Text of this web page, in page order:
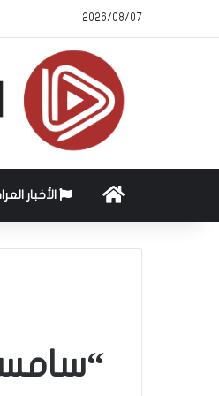
2026/08/07
الرئيسية الأخبار